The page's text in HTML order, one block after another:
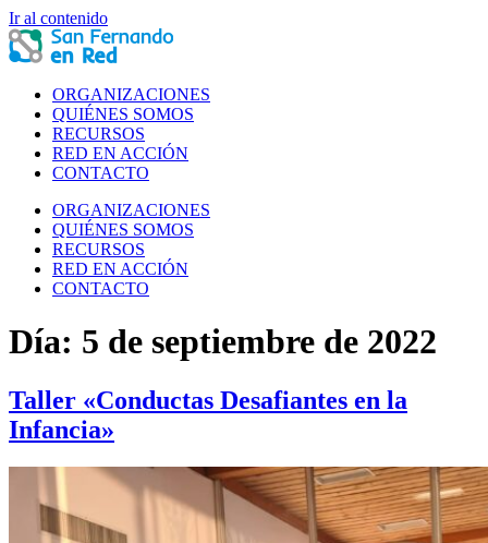
Ir al contenido
ORGANIZACIONES
QUIÉNES SOMOS
RECURSOS
RED EN ACCIÓN
CONTACTO
ORGANIZACIONES
QUIÉNES SOMOS
RECURSOS
RED EN ACCIÓN
CONTACTO
Día: 5 de septiembre de 2022
Taller «Conductas Desafiantes en la
Infancia»